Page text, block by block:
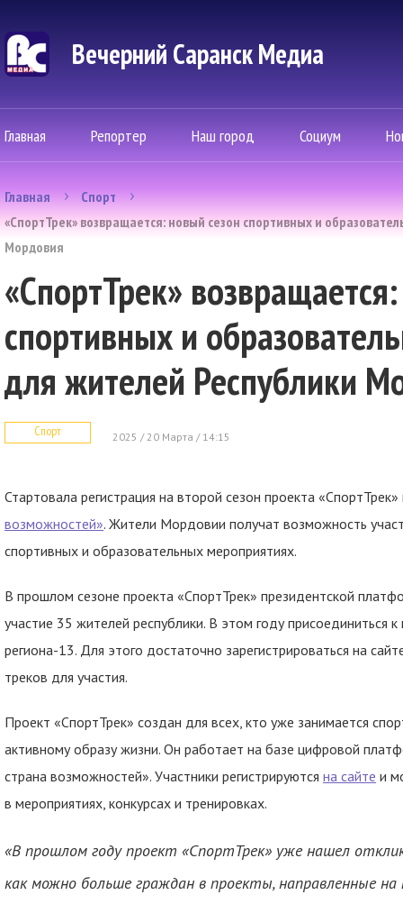
Вечерний Саранск Mедиа
Главная Репортер Наш город Социум
Главная
Спорт
«СпортТрек» возвращается: новый сезон спортивных и
Мордовия
«СпортТрек»
спортивных и
для жителей Республики
Спорт 2025 / 20 Марта / 14:15
Стартовала регистрация на второй сезон проекта
возможностей». Жители Мордовии получат возможность
спортивных и образовательных мероприятиях.
В прошлом сезоне проекта «СпортТрек» президентской
участие 35 жителей республики. В этом году присоединиться
региона-13. Для этого достаточно зарегистрироваться на
треков для участия.
Проект «СпортТрек» создан для всех, кто уже занимается
активному образу жизни. Он работает на базе цифровой
страна возможностей». Участники регистрируются на сайте и
в мероприятиях, конкурсах и тренировках.
«В прошлом году проект «СпортТрек» уже нашел
как можно больше граждан в проекты, направленные на